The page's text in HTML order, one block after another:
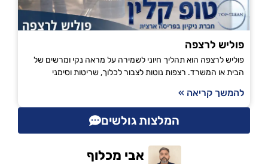
פוליש לרצפה
פוליש לרצפה הוא תהליך חיוני לשמירה על מראה נקי ומרשים של
הבית או המשרד. רצפות נוטות לצבור לכלוך, שריטות וסימני
להמשך קריאה »
המלצות גולשים
אבי מכלוף